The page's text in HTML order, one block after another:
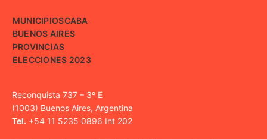
MUNICIPIOSCABA
BUENOS AIRES
PROVINCIAS
ELECCIONES 2023
Reconquista 737 – 3º E
(1003) Buenos Aires, Argentina
Tel. +54 11 5235 0896 Int 202